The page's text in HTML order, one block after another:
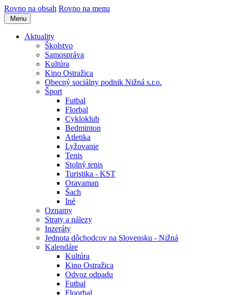
Rovno na obsah Rovno na menu
Menu
Aktuality
Školstvo
Samospráva
Kultúra
Kino Ostražica
Obecný sociálny podnik Nižná s.r.o.
Šport
Futbal
Florbal
Cykloklub
Bedminton
Atletika
Lyžovanie
Tenis
Stolný tenis
Turistika - KST
Oravaman
Šach
Iné
Oznamy
Straty a nálezy
Inzeráty
Jednota dôchodcov na Slovensku - Nižná
Kalendáre
Kultúra
Kino Ostražica
Odvoz odpadu
Futbal
Floorbal